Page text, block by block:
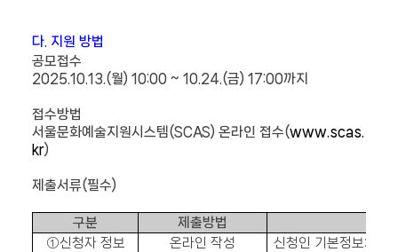
다. 지원 방법
공모접수
2025.10.13.(월) 10:00 ~ 10.24.(금) 17:00까지
접수방법
서울문화예술지원시스템(SCAS) 온라인 접수(www.scas.
kr)
제출서류(필수)
구분
제출방법
①신청자 정보 온라인 작성 신청인 기본정보: